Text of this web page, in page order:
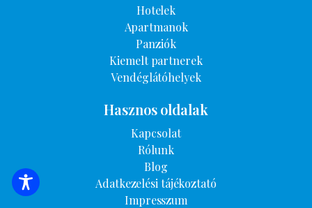
SZÁLLÁSOK KERESÉSE
Hotelek
Apartmanok
Panziók
Kiemelt partnerek
Vendéglátóhelyek
Hasznos oldalak
Kapcsolat
Rólunk
Blog
Adatkezelési tájékoztató
Impresszum